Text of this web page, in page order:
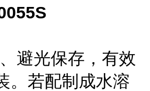
避光保存，有效
。若配制成水溶